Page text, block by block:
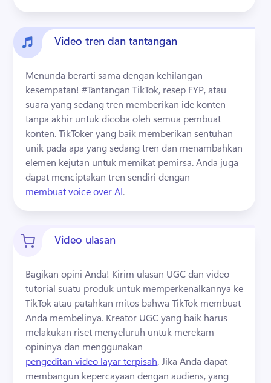
Video tren dan tantangan
Menunda berarti sama dengan kehilangan
kesempatan! #Tantangan TikTok, resep FYP, atau
suara yang sedang tren memberikan ide konten
tanpa akhir untuk dicoba oleh semua pembuat
konten. TikToker yang baik memberikan sentuhan
unik pada apa yang sedang tren dan menambahkan
elemen kejutan untuk memikat pemirsa. Anda juga
dapat menciptakan tren sendiri dengan
membuat voice over AI.
Video ulasan
Bagikan opini Anda! Kirim ulasan UGC dan video
tutorial suatu produk untuk memperkenalkannya ke
TikTok atau patahkan mitos bahwa TikTok membuat
Anda membelinya. Kreator UGC yang baik harus
melakukan riset menyeluruh untuk merekam
opininya dan menggunakan
pengeditan video layar terpisah. Jika Anda dapat
membangun kepercayaan dengan audiens, yang